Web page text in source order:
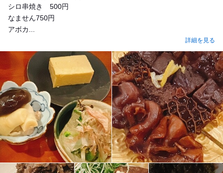
シロ串焼き 500円
なません750円
アボカ...
詳細を見る